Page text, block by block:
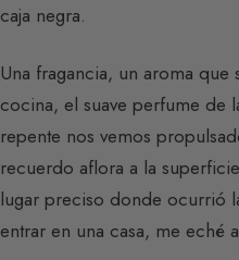
caja negra.
Una fragancia, un aroma que
cocina, el suave perfume de
repente nos vemos
recuerdo aflora a la
lugar preciso donde ocurrió
entrar en una casa, me eché